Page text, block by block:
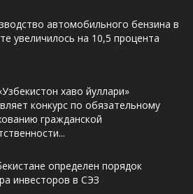
автомобильного бензина в
увеличилось на 10,5 процента
хаво йуллари»
конкурс по обязательному
гражданской
определен порядок
инвесторов в СЭЗ